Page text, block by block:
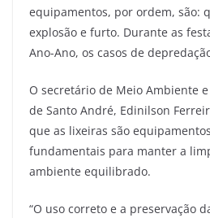
equipamentos, por ordem, são:
explosão e furto. Durante as
Ano-Ano, os casos de
O secretário de Meio Ambiente
de Santo André, Edinilson
que as lixeiras são
fundamentais para manter a
ambiente equilibrado.
“O uso correto e a preservação